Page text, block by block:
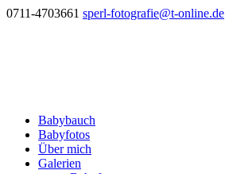
0711-4703661 sperl-fotografie@t-online.de
Babybauch
Babyfotos
Über mich
Galerien